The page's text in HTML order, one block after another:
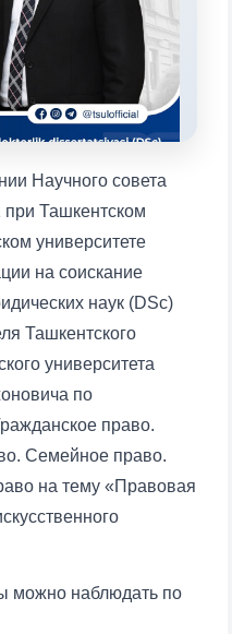
Научного совета
при Ташкентском
университете
на соискание
наук (DSc)
Ташкентского
университета
по
право.
Семейное право.
на тему «Правовая
можно наблюдать по
2. Документы (магистр) (4)
7. Колл-центр (4)
9. Квота (магистратура) (1)